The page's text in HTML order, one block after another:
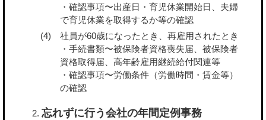
・確認事項〜出産日・育児休業開始日、夫婦
で育児休業を取得するか等の確認
社員が60歳になったとき、再雇用されたとき
・手続書類〜被保険者資格喪失届、被保険者
資格取得届、高年齢雇用継続給付関連等
・確認事項〜労働条件（労働時間・賃金等）
の確認
忘れずに行う会社の年間定例事務